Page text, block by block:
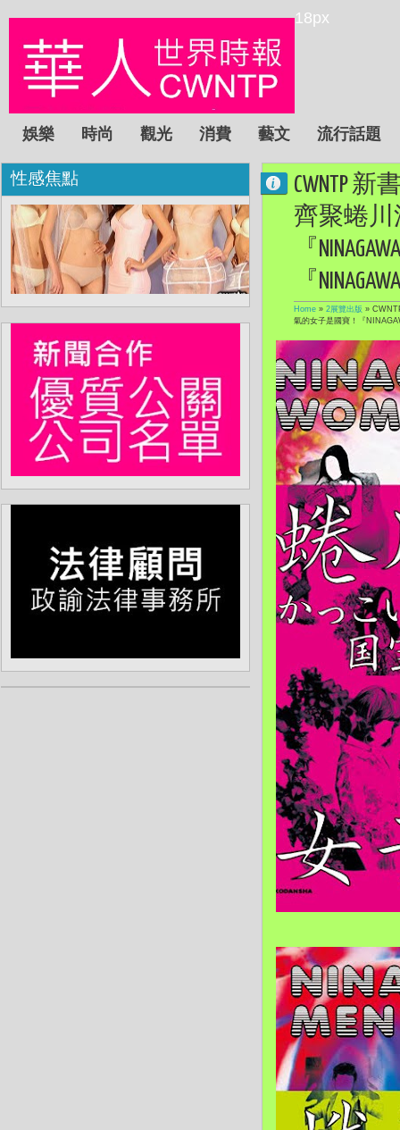
18px
娛樂 時尚 觀光 消費 藝文 流行話題
CWNTP
齊聚蜷
『
『
Home » 2展覽出版 »
氣的女子是國寶！『
性感焦點